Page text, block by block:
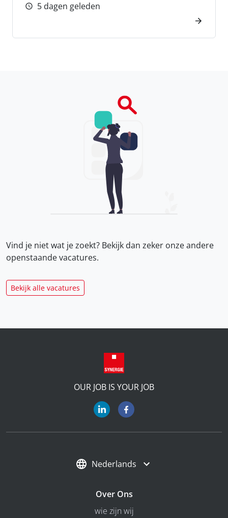
5 dagen geleden
Vind je niet wat je zoekt? Bekijk dan zeker onzeandere
openstaande vacatures.
Bekijk alle vacatures
OUR JOB IS YOUR JOB
Nederlands
Over Ons
wie zijn wij